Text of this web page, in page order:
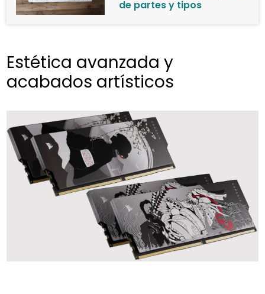
de partes y tipos
Estética avanzada y
acabados artísticos